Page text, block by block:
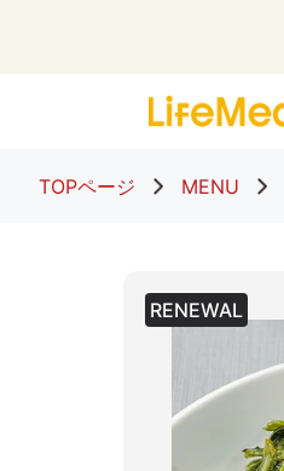
TOPページ MENU
RENEWAL